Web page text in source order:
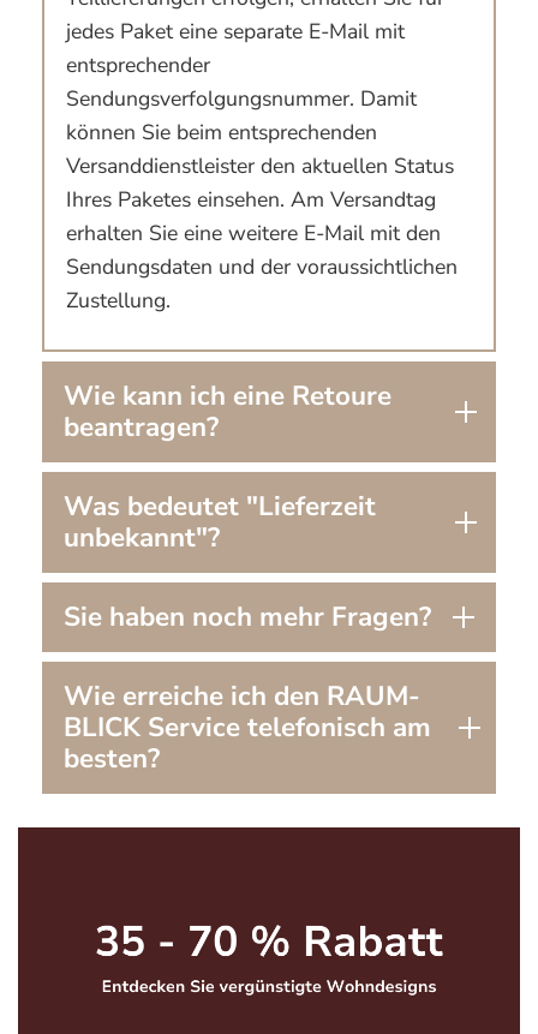
jedes Paket eine separate E-Mail mit
entsprechender
Sendungsverfolgungsnummer. Damit
können Sie beim entsprechenden
Versanddienstleister den aktuellen Status
Ihres Paketes einsehen. Am Versandtag
erhalten Sie eine weitere E-Mail mit den
Sendungsdaten und der voraussichtlichen
Zustellung.
Wie kann ich eine Retoure
beantragen?
Was bedeutet "Lieferzeit
unbekannt"?
Sie haben noch mehr Fragen?
Wie erreiche ich den RAUM-
BLICK Service telefonisch am
besten?